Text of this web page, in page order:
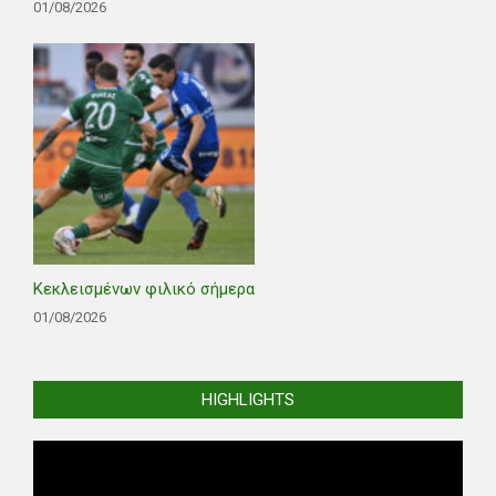
01/08/2026
Κεκλεισμένων φιλικό σήμερα
01/08/2026
HIGHLIGHTS